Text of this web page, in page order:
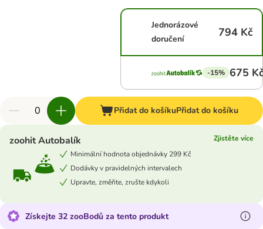
Jednorázové
doručení
794 Kč
-15% 675
Přidat do košíkuPřidat do košíku
zoohit Autobalík
Zjistěte více
Minimální hodnota objednávky 299 Kč
Dodávky v pravidelných intervalech
Upravte, změňte, zrušte kdykoli
Získejte 32 zooBodů za tento produkt